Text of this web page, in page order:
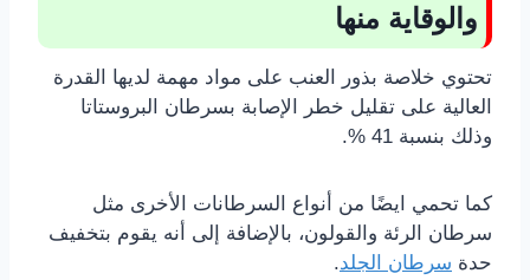
والوقاية منها
تحتوي خلاصة بذور العنب على مواد مهمة لديها القدرة
العالية على تقليل خطر الإصابة بسرطان البروستاتا
وذلك بنسبة 41 %.
كما تحمي ايضًا من أنواع السرطانات الأخرى مثل
سرطان الرئة والقولون، بالإضافة إلى أنه يقوم بتخفيف
حدة سرطان الجلد.